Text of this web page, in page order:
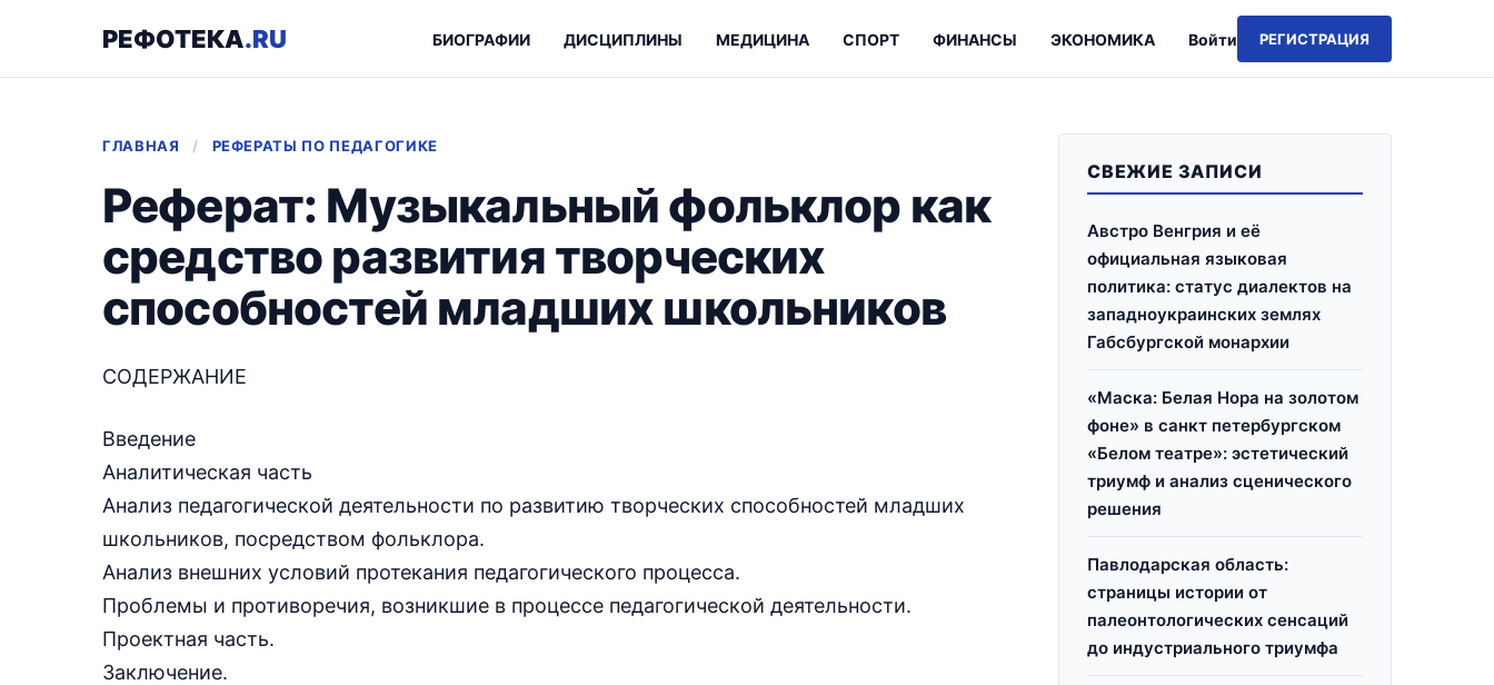
РЕФОТЕКА.RU Войти РЕГИСТРАЦИЯ
БИОГРАФИИ ДИСЦИПЛИНЫ МЕДИЦИНА СПОРТ ФИНАНСЫ ЭКОНОМИКА
ГЛАВНАЯ / РЕФЕРАТЫ ПО ПЕДАГОГИКЕ
Реферат: Музыкальный фольклор как
средство развития творческих
способностей младших школьников
СОДЕРЖАНИЕ
Введение
Аналитическая часть
Анализ педагогической деятельности по развитию творческих способностей младших
школьников, посредством фольклора.
Анализ внешних условий протекания педагогического процесса.
Проблемы и противоречия, возникшие в процессе педагогической деятельности.
Проектная часть.
Заключение.
СВЕЖИЕ ЗАПИСИ
Австро Венгрия и её
официальная языковая
политика: статус диалектов на
западноукраинских землях
Габсбургской монархии
«Маска: Белая Нора на золотом
фоне» в санкт петербургском
«Белом театре»: эстетический
триумф и анализ сценического
решения
Павлодарская область:
страницы истории от
палеонтологических сенсаций
до индустриального триумфа